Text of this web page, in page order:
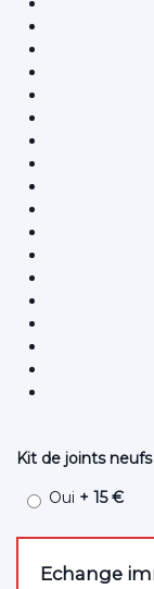
Kit de joints neufs
Oui + 15 €
Echange